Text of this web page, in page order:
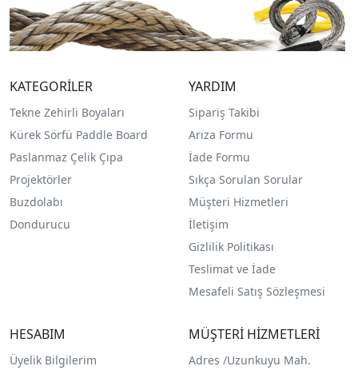
KATEGORİLER
Tekne Zehirli Boyaları
Kürek Sörfü Paddle Board
Paslanmaz Çelik Çıpa
Projektörler
Buzdolabı
Dondurucu
YARDIM
Sipariş Takibi
Arıza Formu
İade Formu
Sıkça Sorulan Sorular
Müşteri Hizmetleri
İletişim
Gizlilik Politikası
Teslimat ve İade
Mesafeli Satış Sözleşmesi
HESABIM
Üyelik Bilgilerim
MÜŞTERİ HİZMETLERİ
Adres /Uzunkuyu Mah.